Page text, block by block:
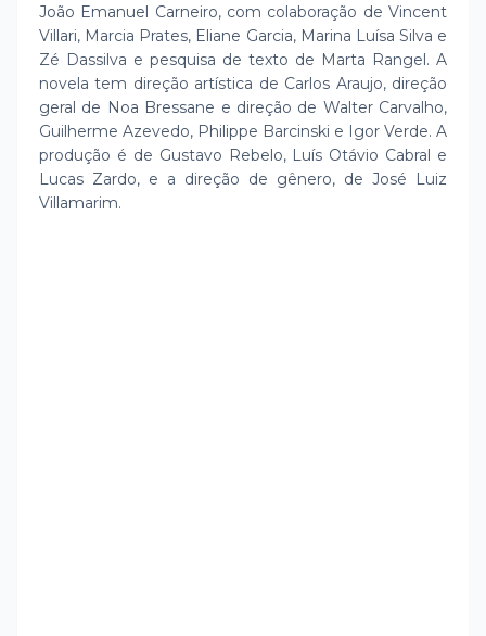
João Emanuel Carneiro, com colaboração de Vincent
Villari, Marcia Prates, Eliane Garcia, Marina Luísa Silva e
Zé Dassilva e pesquisa de texto de Marta Rangel. A
novela tem direção artística de Carlos Araujo, direção
geral de Noa Bressane e direção de Walter Carvalho,
Guilherme Azevedo, Philippe Barcinski e Igor Verde. A
produção é de Gustavo Rebelo, Luís Otávio Cabral e
Lucas Zardo, e a direção de gênero, de José Luiz
Villamarim.